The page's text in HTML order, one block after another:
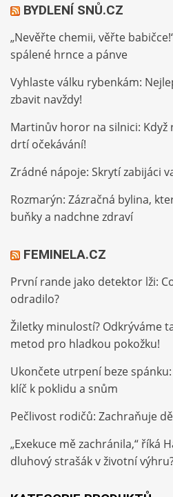
BYDLENÍ SNŮ.CZ
„Nevěřte chemii, věřte
spálené hrnce a pánve
Vyhlaste válku rybenkám:
zbavit navždy!
Martinův horor na silnici:
drtí očekávání!
Zrádné nápoje: Skrytí zabijáci
Rozmarýn: Zázračná bylina,
buňky a nadchne zdraví
FEMINELA.CZ
První rande jako detektor lži:
odradilo?
Žiletky minulostí? Odkrýváme
metod pro hladkou pokožku!
Ukončete utrpení beze
klíč k poklidu a snům
Pečlivost rodičů: Zachraňuje
„Exekuce mě zachránila,“ říká
dluhový strašák v životní